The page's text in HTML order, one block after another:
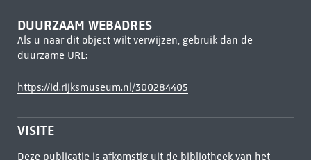
DUURZAAM WEBADRES
Als u naar dit object wilt verwijzen, gebruik dan de
duurzame URL:
https://id.rijksmuseum.nl/300284405
VISITE
Deze publicatie is afkomstig uit de bibliotheek van het